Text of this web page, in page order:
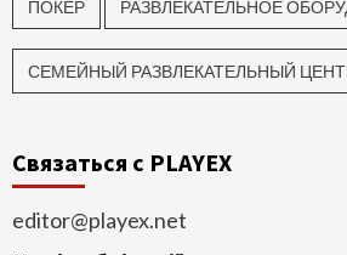
ПОКЕР РАЗВЛЕКАТЕЛЬНОЕ
СЕМЕЙНЫЙ РАЗВЛЕКАТЕЛЬНЫЙ
Связаться с PLAYEX
editor@playex.net